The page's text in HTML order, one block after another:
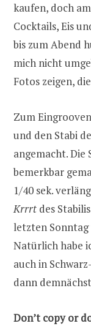
kaufen, doch
Cocktails, Eis
bis zum Abend
mich nicht
Fotos zeigen,
Zum
und den Stabi
angemacht. Die
bemerkbar
1/40 sek.
Krrrt des
letzten
Natürlich habe
auch in
dann
Don’t copy or